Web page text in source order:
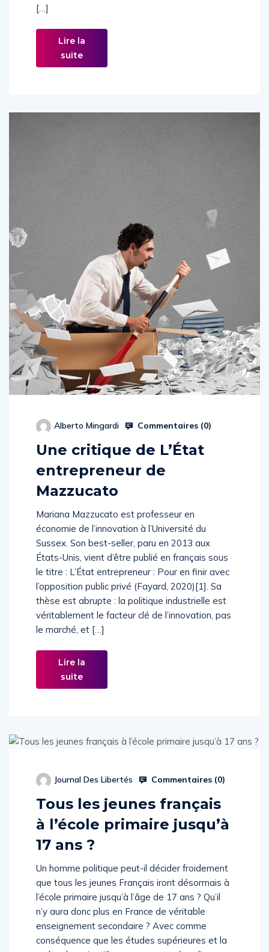
[…]
Lire la
suite
Alberto Mingardi Commentaires (0)
Une critique de L’État
entrepreneur de
Mazzucato
Mariana Mazzucato est professeur en
économie de l’innovation à l’Université du
Sussex. Son best-seller, paru en 2013 aux
États-Unis, vient d’être publié en français sous
le titre : L’État entrepreneur : Pour en finir avec
l’opposition public privé (Fayard, 2020)[1]. Sa
thèse est abrupte : la politique industrielle est
véritablement le facteur clé de l’innovation, pas
le marché, et […]
Lire la
suite
Journal Des Libertés Commentaires (0)
Tous les jeunes français
à l’école primaire jusqu’à
17 ans ?
Un homme politique peut-il décider froidement
que tous les jeunes Français iront désormais à
l’école primaire jusqu’à l’âge de 17 ans ? Qu’il
n’y aura donc plus en France de véritable
enseignement secondaire ? Avec comme
conséquence que les études supérieures et la